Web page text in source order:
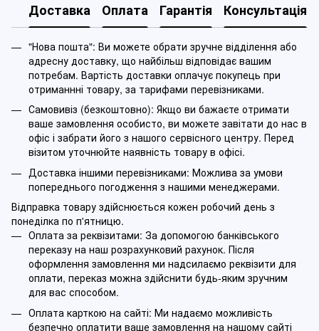
Доставка Оплата Гарантія Консультація
"Нова пошта": Ви можете обрати зручне відділення або
адресну доставку, що найбільш відповідає вашим
потребам. Вартість доставки оплачує покупець при
отриманнні товару, за тарифами перевізниками.
Самовивіз (безкоштовно): Якщо ви бажаєте отримати
ваше замовлення особисто, ви можете завітати до нас в
офіс і забрати його з нашого сервісного центру. Перед
візитом уточнюйте наявність товару в офісі.
Доставка іншими перевізниками: Можлива за умови
попереднього погодження з нашими менеджерами.
Відправка товару здійснюється кожен робочий день з
понеділка по п'ятницю.
Оплата за реквізитами: За допомогою банківського
переказу на наш розрахунковий рахунок. Після
оформлення замовлення ми надсилаємо реквізити для
оплати, переказ можна здійснити будь-яким зручним
для вас способом.
Оплата карткою на сайті: Ми надаємо можливість
безпечно оплатити ваше замовлення на нашому сайті